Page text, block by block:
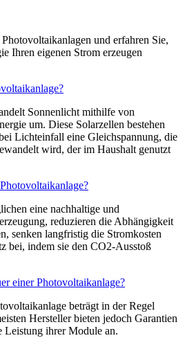
und erfahren Sie,
Ihren eigenen Strom erzeugen
Sonnenlicht mithilfe von
um. Diese Solarzellen bestehen
Lichteinfall eine Gleichspannung, die
wird, der im Haushalt genutzt
eine nachhaltige und
reduzieren die Abhängigkeit
senken langfristig die Stromkosten
bei, indem sie den CO2-Ausstoß
einer Photovoltaikanlage?
beträgt in der Regel
Hersteller bieten jedoch Garantien
Leistung ihrer Module an.